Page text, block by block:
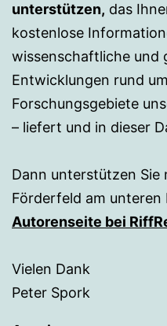
unterstützen, das
kostenlose
wissenschaftliche und
Entwicklungen rund
Forschungsgebiete
– liefert und in dieser
Dann unterstützen Sie
Förderfeld am unteren
Autorenseite bei
Vielen Dank
Peter Spork